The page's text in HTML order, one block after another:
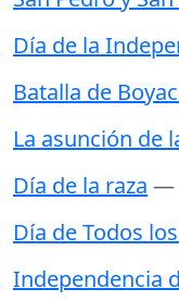
Día de la
Batalla de
La asunción de
Día de la raza —
Día de Todos
Independencia